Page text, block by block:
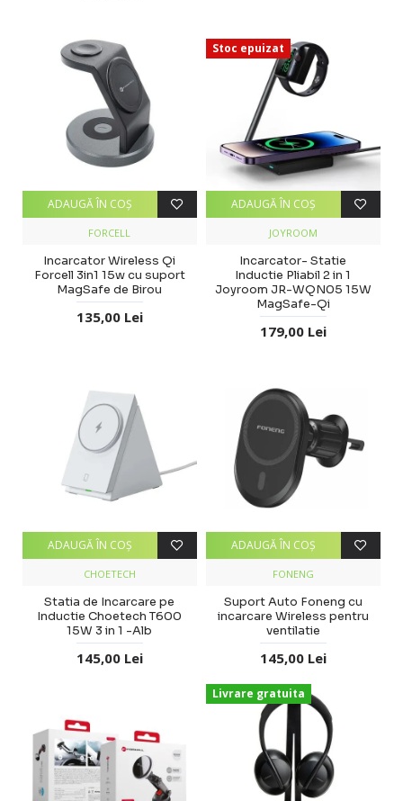
FORCELL
Incarcator Wireless Qi
Forcell 3in1 15w cu suport
MagSafe de Birou
135,00 Lei
ADAUGĂ ÎN COŞ
Stoc epuizat
JOYROOM
Incarcator- Statie
Inductie Pliabil 2 in 1
Joyroom JR-WQN05 15W
MagSafe-Qi
179,00 Lei
ADAUGĂ ÎN COŞ
CHOETECH
Statia de Incarcare pe
Inductie Choetech T600
15W 3 in 1 -Alb
145,00 Lei
ADAUGĂ ÎN COŞ
FONENG
Suport Auto Foneng cu
incarcare Wireless pentru
ventilatie
145,00 Lei
ADAUGĂ ÎN COŞ
Livrare gratuita